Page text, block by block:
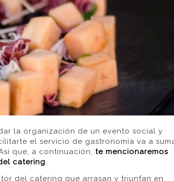
la organización de un evento social y
el servicio de gastronomía va a
que, a continuación, te mencionaremos
catering.
del catering que arrasan y triunfan en